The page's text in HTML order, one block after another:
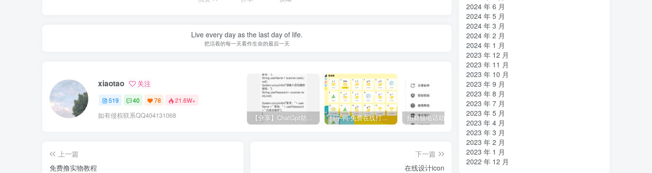
Live every day as the last day of life.
把活着的每一天看作生命的最后一天
xiaotao 关注
519 40 78 21.6W+
如有侵权联系QQ404131068 打字鸭-免费在线打字练习平台 招财猫电话助手v1.2电销神器 在线cs摸鱼神器
上一篇
免费撸实物教程
下一篇
在线设计icon
2024 年 6 月
2024 年 5 月
2024 年 3 月
2024 年 2 月
2024 年 1 月
2023 年 12 月
2023 年 11 月
2023 年 10 月
2023 年 9 月
2023 年 8 月
2023 年 7 月
2023 年 5 月
2023 年 4 月
2023 年 3 月
2023 年 2 月
2023 年 1 月
2022 年 12 月